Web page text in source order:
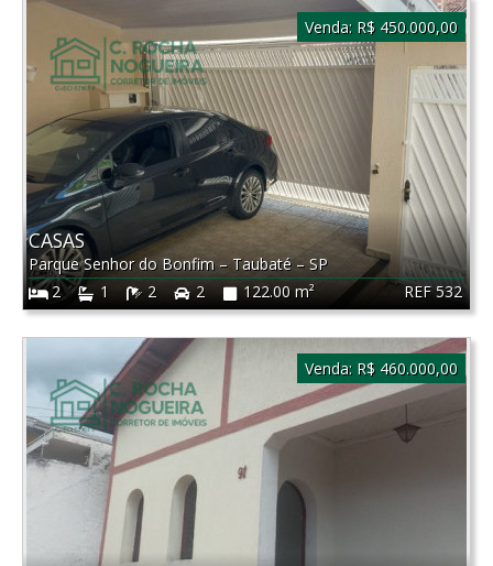
REF 532
CASAS
Parque Senhor do Bonfim –Taubaté– SP
2
1 2 2 122.00 m²
Venda: R$ 450.000,00
Venda: R$ 460.000,00